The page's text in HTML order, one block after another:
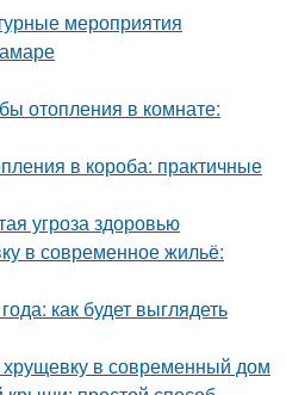
мероприятия
отопления в комнате:
в короба: практичные
угроза здоровью
в современное жильё:
как будет выглядеть
хрущевку в современный дом